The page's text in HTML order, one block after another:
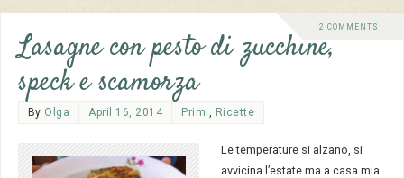
2 COMMENTS
Lasagne con pesto di zucchine,
speck e scamorza
By Olga April 16, 2014 Primi, Ricette
Le temperature si alzano, si
avvicina l’estate ma a casa mia